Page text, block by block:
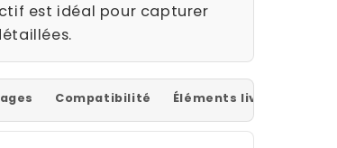
est idéal pour capturer
Compatibilité Éléments livrés